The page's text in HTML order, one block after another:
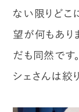
ない限りどこ
望が何もあり
だも同然です
シェさんは絞